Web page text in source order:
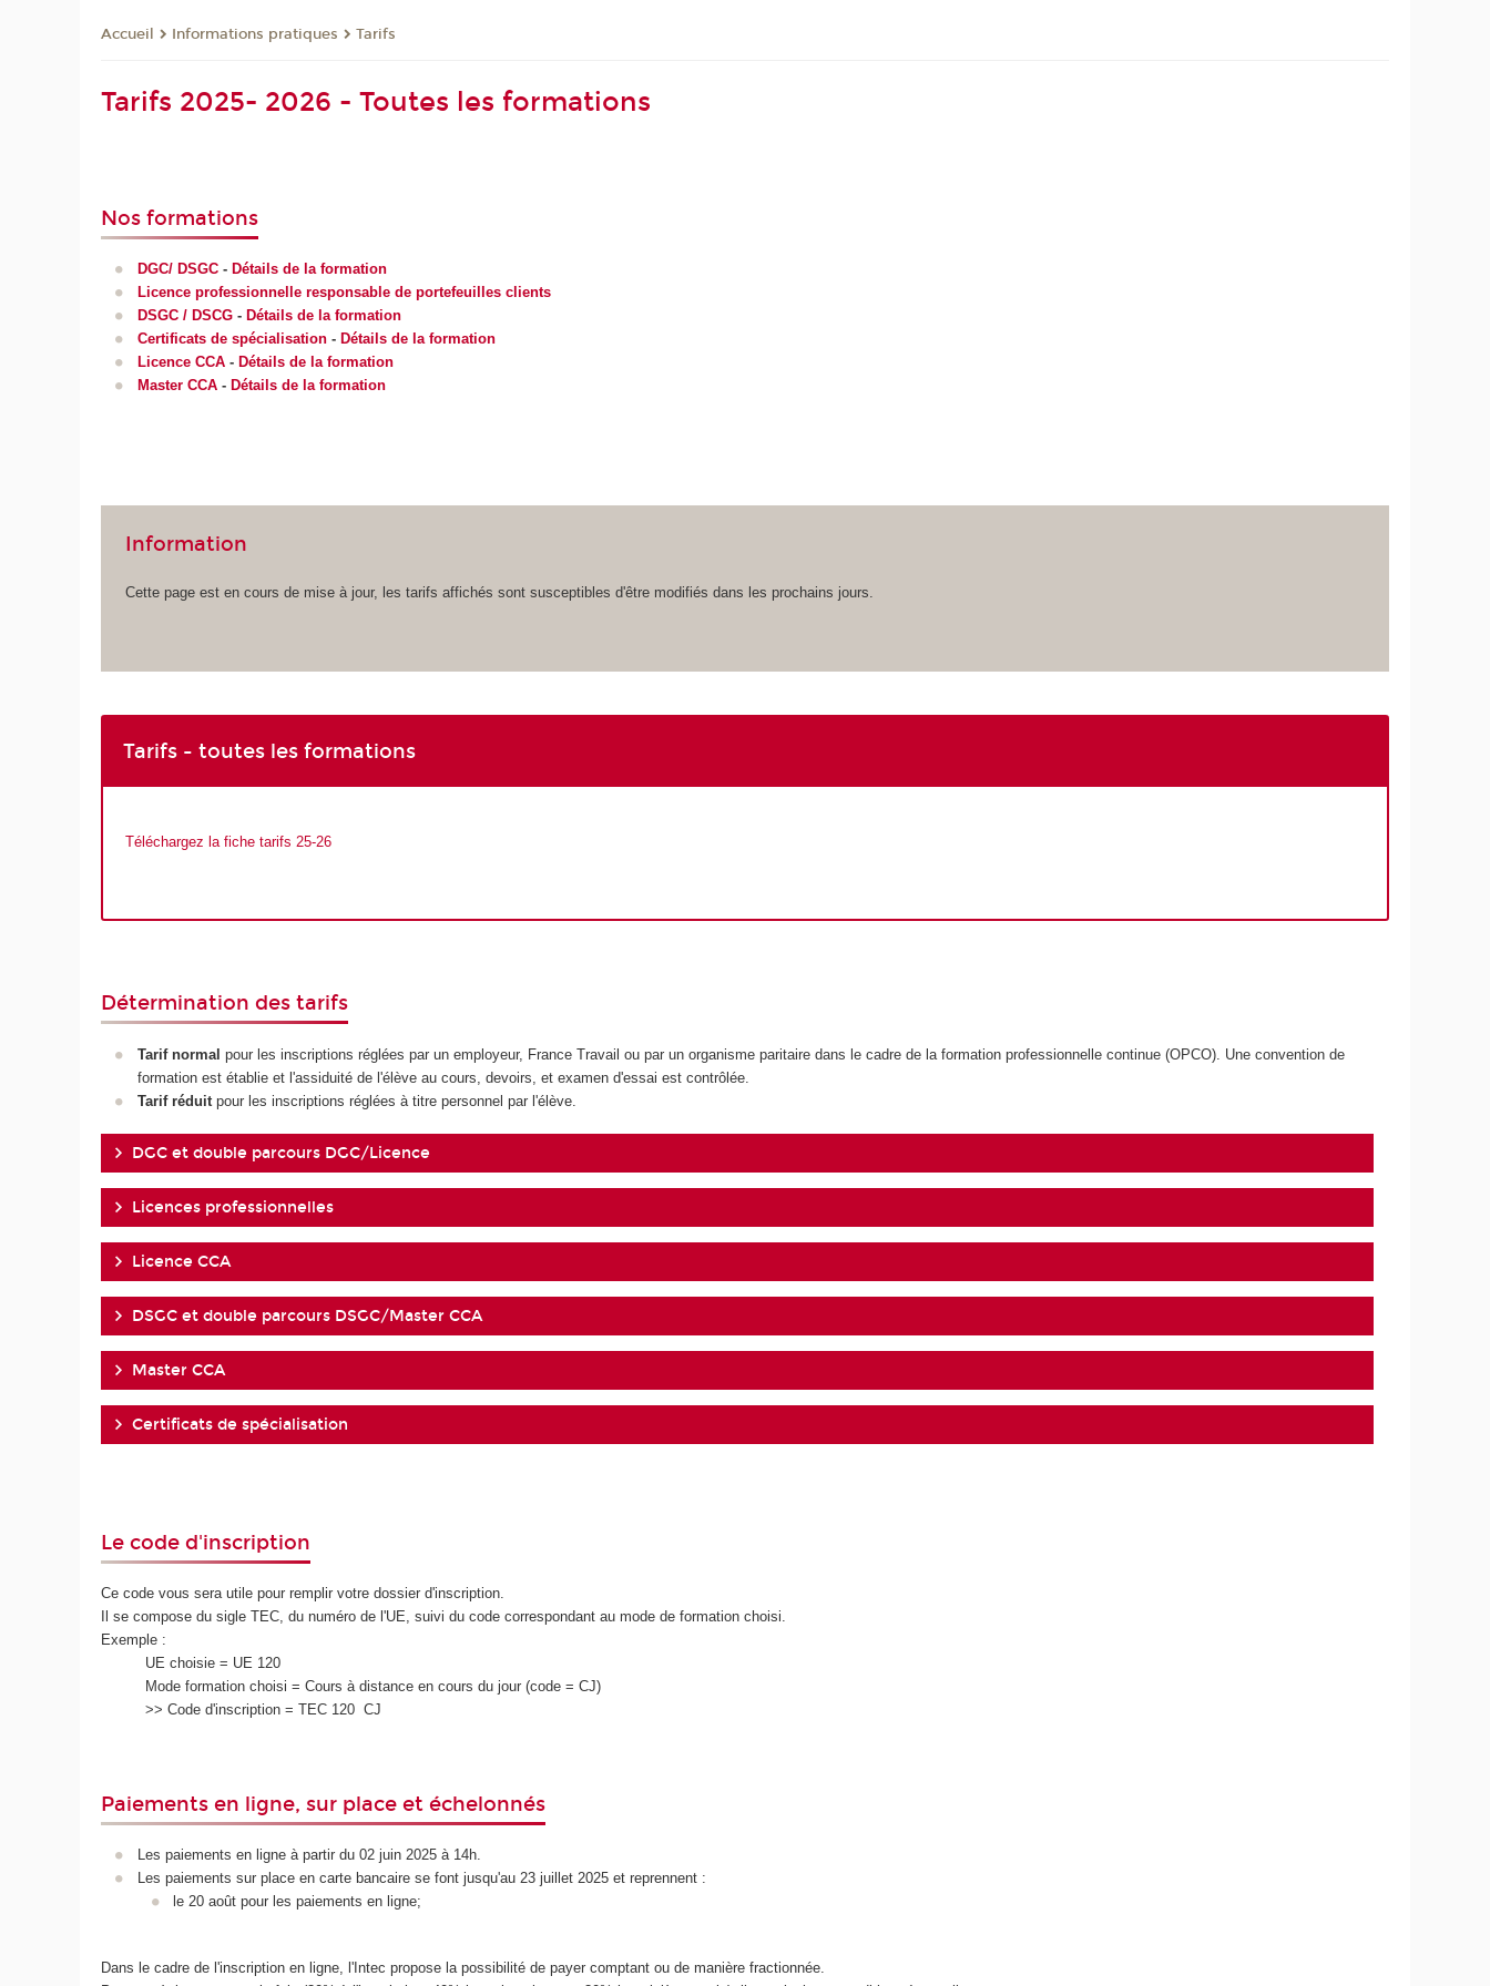
Accueil Informations pratiques Tarifs
Tarifs 2025- 2026 - Toutes les formations
Nos formations
DGC/ DSGC- Détails de la formation
Licence professionnelle responsable de portefeuilles clients
DSGC / DSCG- Détails de la formation
Certificats de spécialisation- Détails de la formation
Licence CCA- Détails de la formation
Master CCA- Détails de la formation
Information
Cette page est en cours de mise à jour, les tarifs affichés sont susceptibles d'être modifiés dans les prochains jours.
Tarifs - toutes les formations
Téléchargez la fiche tarifs 25-26
Détermination des tarifs
Tarif normal pour les inscriptions réglées par un employeur, France Travail ou par un organisme paritaire dans le cadre de la formation professionnelle continue (OPCO). Une convention de
formation est établie et l'assiduité de l'élève au cours, devoirs, et examen d'essai est contrôlée.
Tarif réduitpour les inscriptions réglées à titre personnel par l'élève.
DGC et double parcours DGC/Licence
Licences professionnelles
Licence CCA
DSGC et double parcours DSGC/Master CCA
Master CCA
Certificats de spécialisation
Le code d'inscription
Ce code vous sera utile pour remplir votre dossier d'inscription.
Il se compose du sigle TEC, du numéro de l'UE, suivi du code correspondant au mode de formation choisi.
Exemple :
UE choisie = UE 120
Mode formation choisi = Cours à distance en cours du jour (code = CJ)
>> Code d'inscription = TEC 120 CJ
Paiements en ligne, sur place et échelonnés
Les paiements en ligne à partir du 02 juin 2025 à 14h.
Les paiements sur place en carte bancaire se font jusqu'au 23 juillet 2025 et reprennent :
le 20 août pour les paiements en ligne;
Dans le cadre de l'inscription en ligne, l'Intec propose la possibilité de payer comptant ou de manière fractionnée.